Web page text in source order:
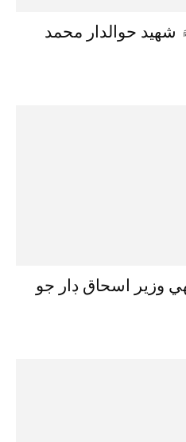
۾ شهيد حوالدار محمد
وزير اسحاق ڊار جو